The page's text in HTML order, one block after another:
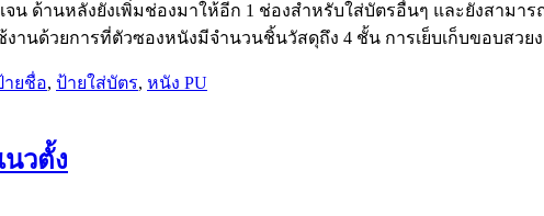
น ด้านหลังยังเพิ่มช่องมาให้อีก 1 ช่องสำหรับใส่บัตรอื่นๆ และยังสาม
นด้วยการที่ตัวซองหนังมีจำนวนชิ้นวัสดุถึง 4 ชั้น การเย็บเก็บขอบสวย
ายชื่อ, ป้ายใส่บัตร, หนัง PU
วตั้ง